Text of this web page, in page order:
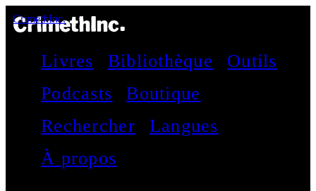
CrimethInc.
Livres Bibliothèque
Outils
Podcasts
Boutique
Rechercher
Langues
À propos